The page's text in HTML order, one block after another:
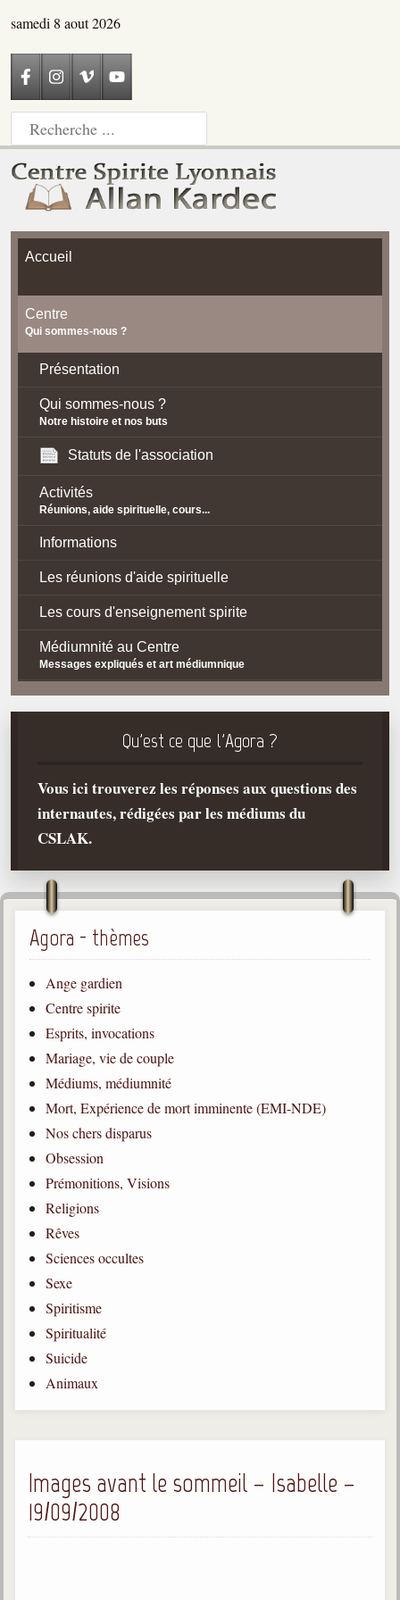
samedi 8 aout 2026
Accueil
Centre
Qui sommes-nous ?
Présentation
Qui sommes-nous ?
Notre histoire et nos buts
Statuts de l'association
Activités
Réunions, aide spirituelle, cours...
Informations
Les réunions d'aide spirituelle
Les cours d'enseignement spirite
Médiumnité au Centre
Messages expliqués et art médiumnique
Contact / Accès
Plan d'accès
La doctrine Spirite
Qu'est-ce que c'est ?
Les bases du spiritisme
Historique
Philosophie
La doctrine d'Allan Kardec
But des manifestations spirites
Esprits
Médiums
Les hommes
Les fondateurs
1804-1869
1846-1927
1857-1926
1910-2002
1927-2025
Bibliothèque
Documents
Bulletins "Le Spiritisme"
Qu'est ce que l'Agora ?
Vous ici trouverez les réponses aux questions des
internautes, rédigées par les médiums du
CSLAK.
Agora - thèmes
Ange gardien
Centre spirite
Esprits, invocations
Mariage, vie de couple
Médiums, médiumnité
Mort, Expérience de mort imminente (EMI-NDE)
Nos chers disparus
Obsession
Prémonitions, Visions
Religions
Rêves
Sciences occultes
Sexe
Spiritisme
Spiritualité
Suicide
Animaux
Images avant le sommeil – Isabelle –
19/09/2008